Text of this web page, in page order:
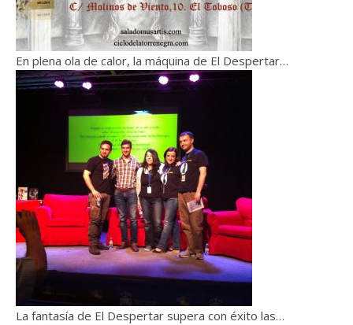
En plena ola de calor, la máquina de El Despertar…
La fantasía de El Despertar supera con éxito las…